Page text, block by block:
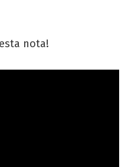
nota!